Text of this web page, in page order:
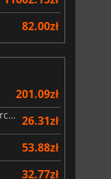
82.00zł
201.09zł
HellSlave II Judgment of the Archon 26.31zł
53.88zł
32.77zł